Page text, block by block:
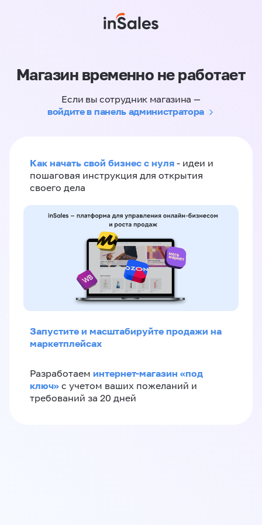
Магазин временно не работает
Если вы сотрудник магазина —
войдите в панель администратора
Как начать свой бизнес с нуля - идеи и
пошаговая инструкция для открытия
своего дела
Запустите и масштабируйте продажи на
маркетплейсах
Разработаем интернет-магазин «‎под
ключ»‎ с учетом ваших пожеланий и
требований за 20 дней